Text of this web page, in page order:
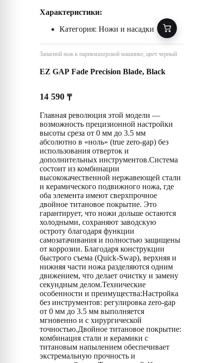
Характеристики:
Категория: Ножи и насадки
Запасной нож к парикмахерской машинке, цвет черный
EZ GAP Fade Precision Blade, Black
14 590 ₸
Главная революция этой модели —
возможность прецизионной настройки
высоты среза от 0 мм до 3.5 мм
абсолютно в «ноль» (true zero-gap) без
использования отверток и
дополнительных инструментов.Система
состоит из комбинации
высококачественной нержавеющей стали
и керамического подвижного ножа, где
оба элемента имеют сверхпрочное
двойное титановое покрытие. Это
гарантирует, что ножи дольше остаются
холодными, сохраняют заводскую
остроту благодаря функции
самозатачивания и полностью защищены
от коррозии. Благодаря конструкции
быстрого съема (Quick-Swap), верхняя и
нижняя части ножа разделяются одним
движением, что делает очистку и замену
секундным делом.Технические
особенности и преимущества:Настройка
без инструментов: регулировка zero-gap
от 0 мм до 3.5 мм выполняется
мгновенно и с хирургической
точностью.Двойное титановое покрытие:
комбинация стали и керамики с
титановым напылением обеспечивает
экстремальную прочность и